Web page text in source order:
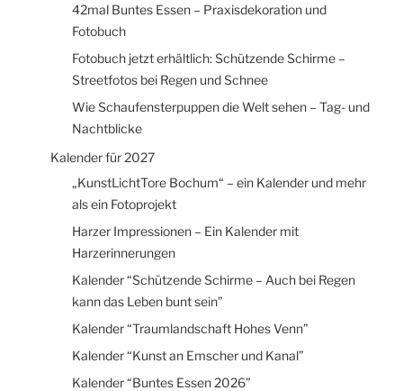
42mal Buntes Essen – Praxisdekoration und
Fotobuch
Fotobuch jetzt erhältlich: Schützende Schirme –
Streetfotos bei Regen und Schnee
Wie Schaufensterpuppen die Welt sehen – Tag- und
Nachtblicke
Kalender für 2027
„KunstLichtTore Bochum“ – ein Kalender und mehr
als ein Fotoprojekt
Harzer Impressionen – Ein Kalender mit
Harzerinnerungen
Kalender “Schützende Schirme – Auch bei Regen
kann das Leben bunt sein”
Kalender “Traumlandschaft Hohes Venn”
Kalender “Kunst an Emscher und Kanal”
Kalender “Buntes Essen 2026”